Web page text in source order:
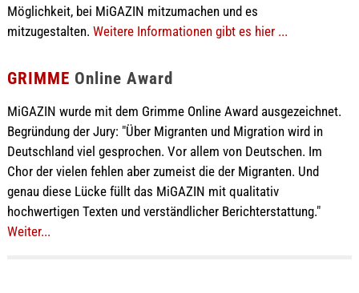
Möglichkeit, bei MiGAZIN mitzumachen und es
mitzugestalten. Weitere Informationen gibt es hier ...
GRIMME Online Award
MiGAZIN wurde mit dem Grimme Online Award ausgezeichnet.
Begründung der Jury: "Über Migranten und Migration wird in
Deutschland viel gesprochen. Vor allem von Deutschen. Im
Chor der vielen fehlen aber zumeist die der Migranten. Und
genau diese Lücke füllt das MiGAZIN mit qualitativ
hochwertigen Texten und verständlicher Berichterstattung."
Weiter...